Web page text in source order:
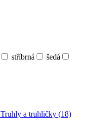
stříbrná
šedá
Truhly a truhličky (18)